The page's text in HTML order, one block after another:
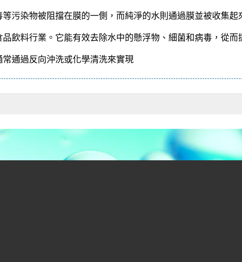
污染物被阻擋在膜的一側，而純淨的水則通過膜並被收集起
飲料行業。它能有效去除水中的懸浮物、細菌和病毒，從而
通過反向沖洗或化學清洗來實現